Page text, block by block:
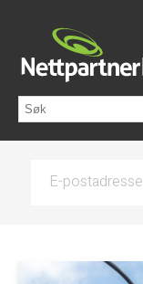
E-postadresse